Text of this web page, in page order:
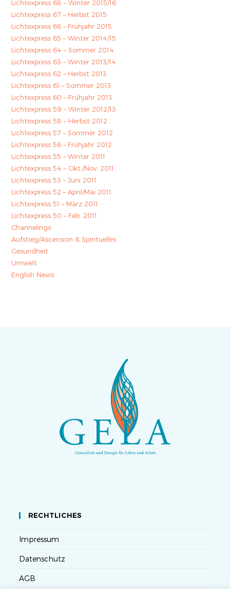
Lichtexpress 68 – Winter 2015/16
Lichtexpress 67 – Herbst 2015
Lichtexpress 66 – Frühjahr 2015
Lichtexpress 65 – Winter 2014/15
Lichtexpress 64 – Sommer 2014
Lichtexpress 63 – Winter 2013/14
Lichtexpress 62 – Herbst 2013
Lichtexpress 61 – Sommer 2013
Lichtexpress 60 – Frühjahr 2013
Lichtexpress 59 – Winter 2012/13
Lichtexpress 58 – Herbst 2012
Lichtexpress 57 – Sommer 2012
Lichtexpress 56 – Frühjahr 2012
Lichtexpress 55 – Winter 2011
Lichtexpress 54 – Okt./Nov. 2011
Lichtexpress 53 – Juni 2011
Lichtexpress 52 – April/Mai 2011
Lichtexpress 51 – März 2011
Lichtexpress 50 – Feb. 2011
Channelings
Aufstieg/Ascension & Spirituelles
Gesundheit
Umwelt
English News
RECHTLICHES
Impressum
Datenschutz
AGB